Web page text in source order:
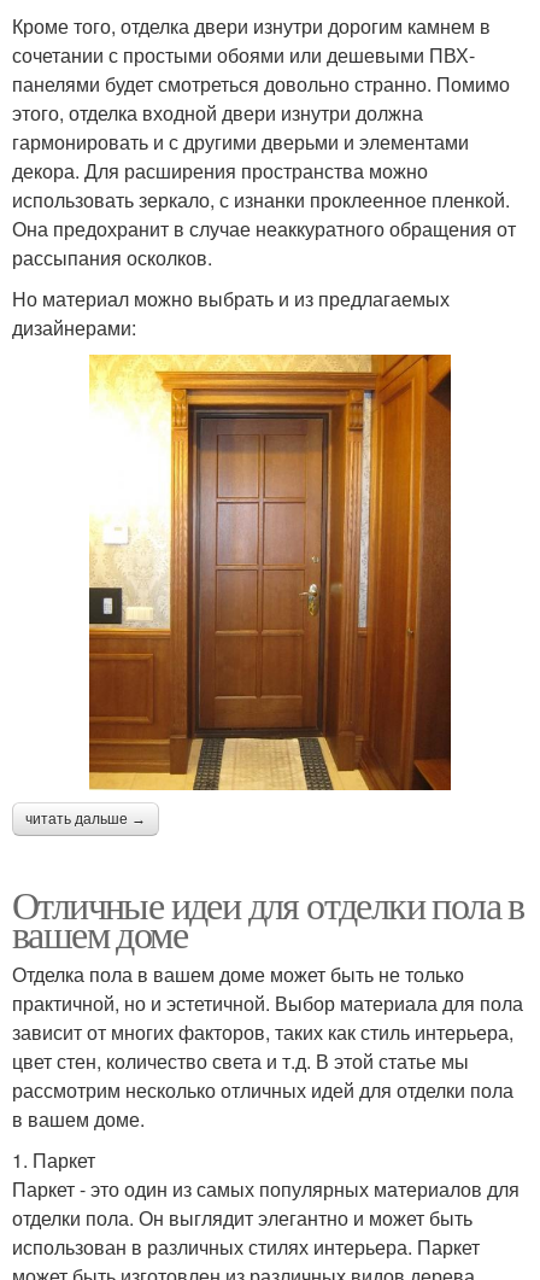
Кроме того, отделка двери изнутри дорогим камнем в
сочетании с простыми обоями или дешевыми ПВХ-
панелями будет смотреться довольно странно. Помимо
этого, отделка входной двери изнутри должна
гармонировать и с другими дверьми и элементами
декора. Для расширения пространства можно
использовать зеркало, с изнанки проклеенное пленкой.
Она предохранит в случае неаккуратного обращения от
рассыпания осколков.
Но материал можно выбрать и из предлагаемых
дизайнерами:
читать дальше →
Отличные идеи для отделки пола в
вашем доме
Отделка пола в вашем доме может быть не только
практичной, но и эстетичной. Выбор материала для пола
зависит от многих факторов, таких как стиль интерьера,
цвет стен, количество света и т.д. В этой статье мы
рассмотрим несколько отличных идей для отделки пола
в вашем доме.
1. Паркет
Паркет - это один из самых популярных материалов для
отделки пола. Он выглядит элегантно и может быть
использован в различных стилях интерьера. Паркет